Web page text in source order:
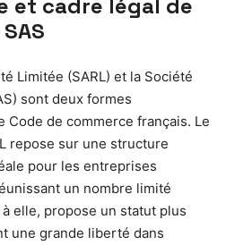
et cadre légal de
Limitée (SARL) et la Société
sont deux formes
Code de commerce français. Le
repose sur une structure
pour les entreprises
un nombre limité
à elle, propose un statut plus
une grande liberté dans